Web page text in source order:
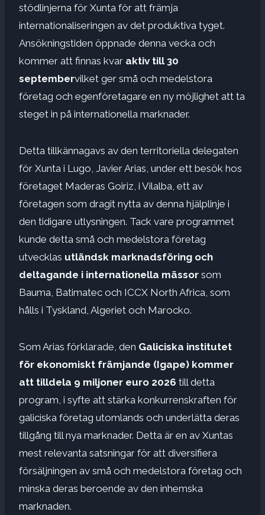
stödlinjerna för Xunta för att främja
internationaliseringen av det produktiva tyget.
Ansökningstiden öppnade denna vecka och
kommer att finnas kvar aktiv till 30
septembervilket ger små och medelstora
företag och egenföretagare en ny möjlighet att ta
steget in på internationella marknader.
Detta tillkännagavs av den territoriella delegaten
för Xunta i Lugo, Javier Arias, under ett besök hos
företaget Maderas Goiriz, i Vilalba, ett av
företagen som dragit nytta av denna hjälplinje i
den tidigare utlysningen. Tack vare programmet
kunde detta små och medelstora företag
utvecklas utländsk marknadsföring och
deltagande i internationella mässor som
Bauma, Batimatec och ICCX North Africa, som
hålls i Tyskland, Algeriet och Marocko.
Som Arias förklarade, den Galiciska institutet
för ekonomiskt främjande (Igape) kommer
att tilldela 9 miljoner euro 2026 till detta
program, i syfte att stärka konkurrenskraften för
galiciska företag utomlands och underlätta deras
tillgång till nya marknader. Detta är en av Xuntas
mest relevanta satsningar för att diversifiera
försäljningen av små och medelstora företag och
minska deras beroende av den inhemska
marknaden.